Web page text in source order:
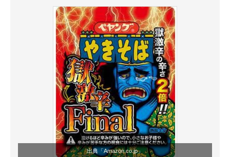
製造業のIT導入・活用を支援
モノづくり技術者専門サイト
エレクトロニクス専門サイト
電子設計の基本と応用
エネルギーの専門メディア
建設×テクノロジーの最前線
ちょっと気になるネットの話題
出典「 Amazon.co.jp」